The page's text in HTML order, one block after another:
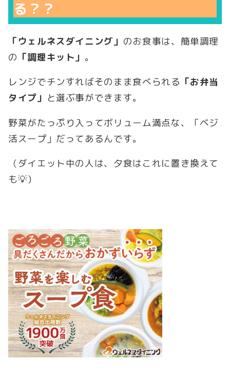
る？？
「ウェルネスダイニング」 のお食事は、簡単調理
の 「調理キット」 。
レンジでチンすればそのまま食べられる 「お弁当
タイプ」 と選ぶ事ができます。
野菜がたっぷり入ってボリューム満点な、「ベジ
活スープ」だってあるんです。
（ダイエット中の人は、夕食はこれに置き換えて
も💡）